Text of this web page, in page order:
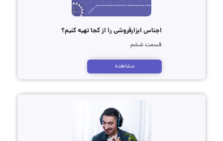
اجناس ابزارفروشی را از کجا تهیه کنیم؟
قسمت ششم
مشاهده